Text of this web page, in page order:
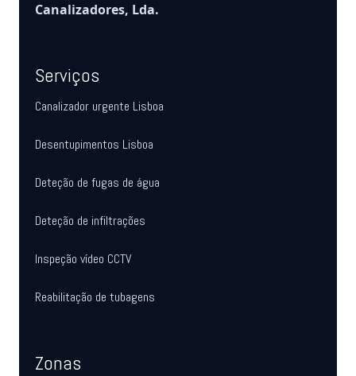
Canalizadores, Lda.
Serviços
Canalizador urgente Lisboa
Desentupimentos Lisboa
Deteção de fugas de água
Deteção de infiltrações
Inspeção vídeo CCTV
Reabilitação de tubagens
Zonas